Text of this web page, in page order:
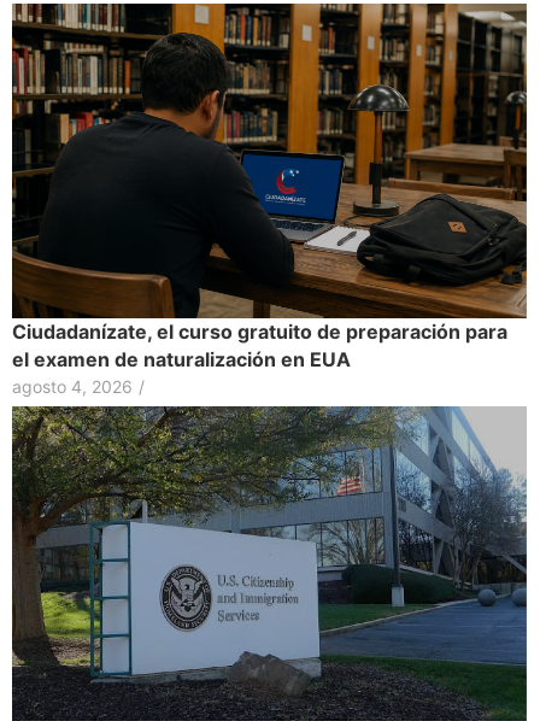
Ciudadanízate, el curso gratuito de preparación para
el examen de naturalización en EUA
agosto 4, 2026 /